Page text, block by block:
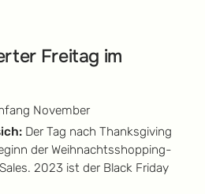
Freitag im
November
Der Tag nach Thanksgiving
der Weihnachtsshopping-
2023 ist der Black Friday